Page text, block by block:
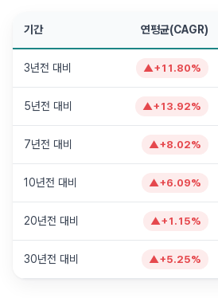
기간 연평균(CAGR)
3년전 대비 ▲+ 11.80%
5년전 대비 ▲+ 13.92%
7년전 대비 ▲+8.02%
10년전 대비 ▲+6.09%
20년전 대비 ▲+ 1.15%
30년전 대비 ▲+5.25%